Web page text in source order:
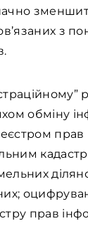
з
обміну
прав
прав